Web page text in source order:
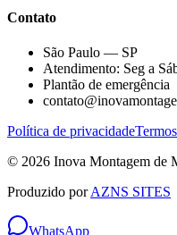
Contato
São Paulo — SP
Atendimento: Seg a
Plantão de emergência
Política de privacidade
© 2026 Inova Montagem de
Produzido porAZNS SITES
WhatsApp